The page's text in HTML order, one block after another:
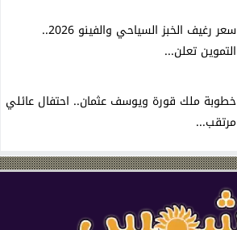
سعر رغيف الخبز السياحي والفينو 2026..
التموين تعلن...
خطوبة ملك قورة ويوسف عثمان.. احتفال عائلي
مرتقب...